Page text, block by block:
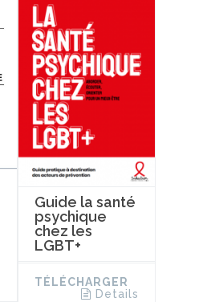
Guide la santé
psychique
chez les
LGBT+
TÉLÉCHARGER
Details